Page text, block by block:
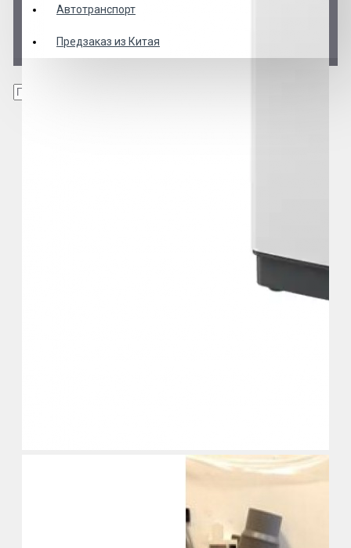
Автотранспорт
Предзаказ из Китая